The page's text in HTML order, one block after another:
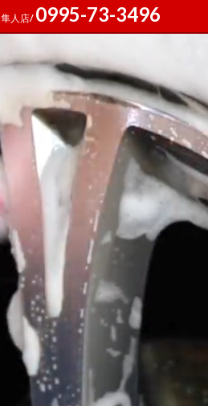
隼人店/ 0995-73-3496